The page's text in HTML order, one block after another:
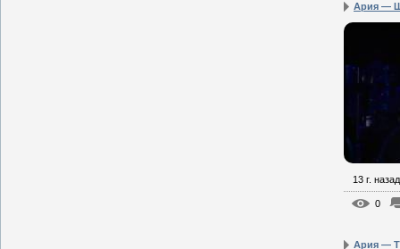
Ария —
13 г. назад
0
Ария —